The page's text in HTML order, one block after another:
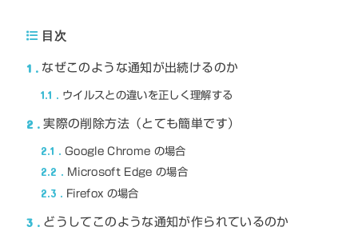
目次
1 なぜこのような通知が出続けるのか
1.1 ウイルスとの違いを正しく理解する
2 実際の削除方法（とても簡単です）
2.1 Google Chrome の場合
2.2 Microsoft Edge の場合
2.3 Firefox の場合
3 どうしてこのような通知が作られているのか